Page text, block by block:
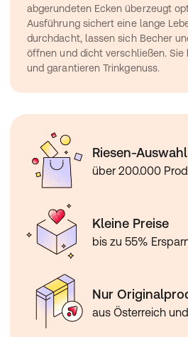
abgerundeten Ecken überzeugt
Ausführung sichert eine lange
durchdacht, lassen sich Becher
öffnen und dicht verschließen. Sie
und garantieren Trinkgenuss.
Riesen-Auswahl
über 200.000
Kleine Preise
bis zu 55%
Nur
aus Österreich